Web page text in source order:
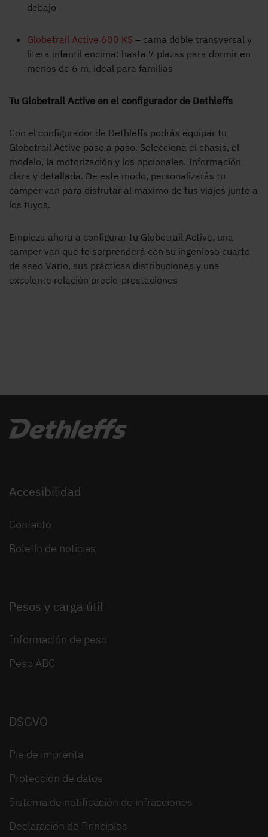
debajo
Globetrail Active 600 KS – cama doble transversal y
litera infantil encima: hasta 7 plazas para dormir en
menos de 6 m, ideal para familias
Tu Globetrail Active en el configurador de Dethleffs
Con el configurador de Dethleffs podrás equipar tu
Globetrail Active paso a paso. Selecciona el chasis, el
modelo, la motorización y los opcionales. Información
clara y detallada. De este modo, personalizarás tu
camper van para disfrutar al máximo de tus viajes junto a
los tuyos.
Empieza ahora a configurar tu Globetrail Active, una
camper van que te sorprenderá con su ingenioso cuarto
de aseo Vario, sus prácticas distribuciones y una
excelente relación precio-prestaciones
Accesibilidad
Contacto
Boletín de noticias
Pesos y carga útil
Información de peso
Peso ABC
DSGVO
Pie de imprenta
Protección de datos
Sistema de notificación de infracciones
Declaración de Principios